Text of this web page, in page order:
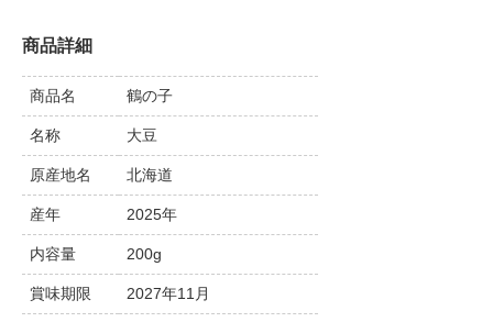
商品詳細
商品名 鶴の子
名称 大豆
原産地名 北海道
産年 2025年
内容量 200g
賞味期限 2027年11月